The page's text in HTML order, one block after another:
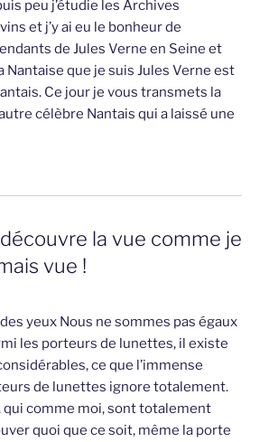
peu j’étudie les Archives
et j’y ai eu le bonheur de
de Jules Verne en Seine et
Nantaise que je suis Jules Verne est
Ce jour je vous transmets la
célèbre Nantais qui a laissé une
la vue comme je
vue !
yeux Nous ne sommes pas égaux
les porteurs de lunettes, il existe
ce que l’immense
de lunettes ignore totalement.
qui comme moi, sont totalement
quoi que ce soit, même la porte